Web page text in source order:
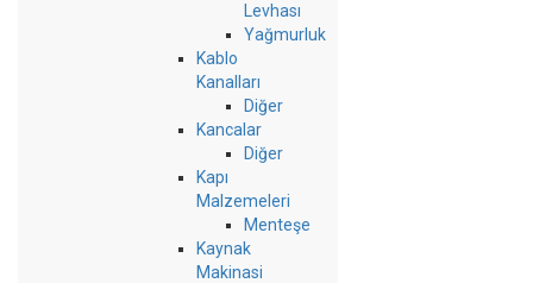
Levhası
Yağmurluk
Kablo
Kanalları
Diğer
Kancalar
Diğer
Kapı
Malzemeleri
Menteşe
Kaynak
Makinasi